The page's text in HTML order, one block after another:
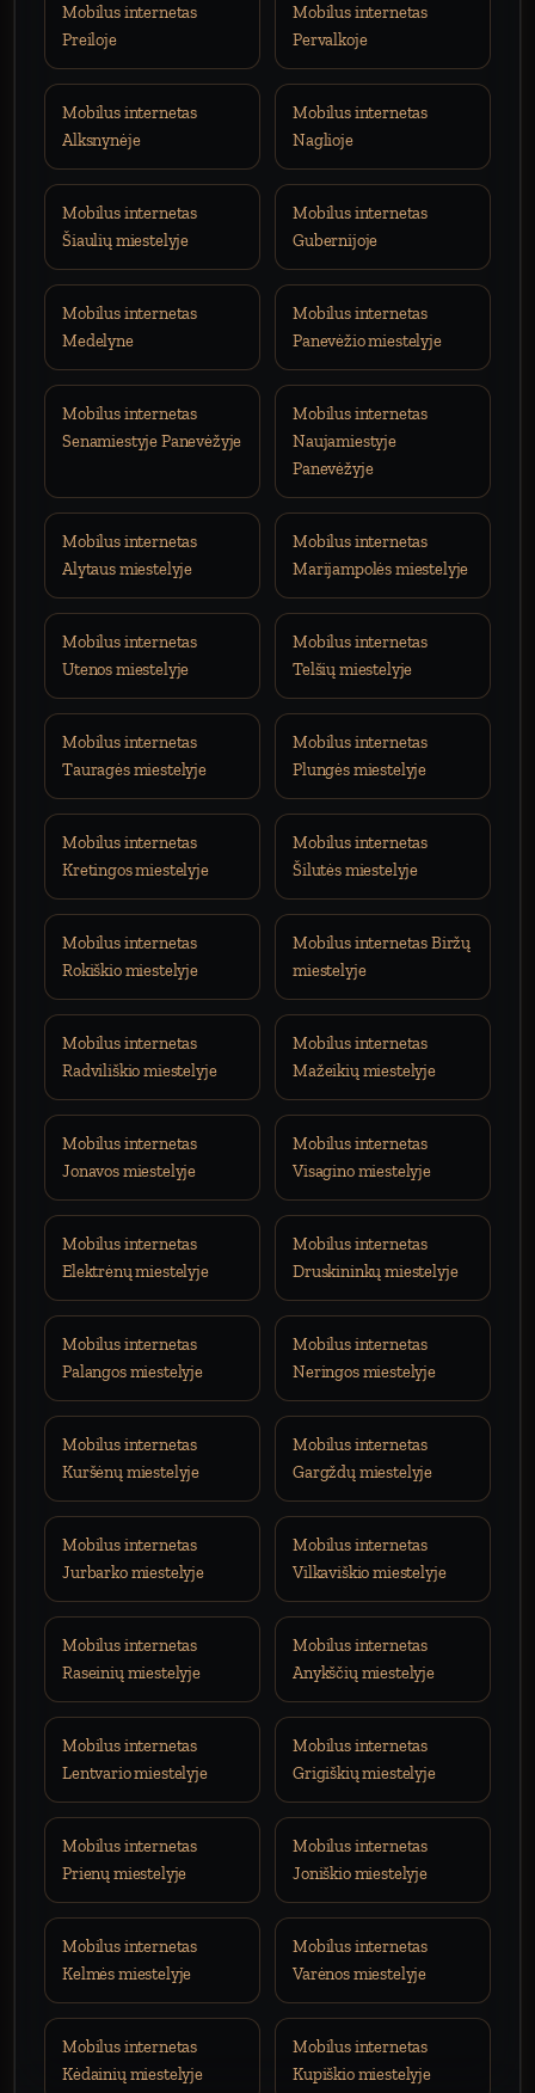
Mobilus internetas
Preiloje
Mobilus internetas
Pervalkoje
Mobilus internetas
Alksnynėje
Mobilus internetas
Naglioje
Mobilus internetas
Šiaulių miestelyje
Mobilus internetas
Gubernijoje
Mobilus internetas
Medelyne
Mobilus internetas
Panevėžio miestelyje
Mobilus internetas
Senamiestyje Panevėžyje
Mobilus internetas
Naujamiestyje
Panevėžyje
Mobilus internetas
Alytaus miestelyje
Mobilus internetas
Marijampolės miestelyje
Mobilus internetas
Utenos miestelyje
Mobilus internetas
Telšių miestelyje
Mobilus internetas
Tauragės miestelyje
Mobilus internetas
Plungės miestelyje
Mobilus internetas
Kretingos miestelyje
Mobilus internetas
Šilutės miestelyje
Mobilus internetas
Rokiškio miestelyje
Mobilus internetas Biržų
miestelyje
Mobilus internetas
Radviliškio miestelyje
Mobilus internetas
Mažeikių miestelyje
Mobilus internetas
Jonavos miestelyje
Mobilus internetas
Visagino miestelyje
Mobilus internetas
Elektrėnų miestelyje
Mobilus internetas
Druskininkų miestelyje
Mobilus internetas
Palangos miestelyje
Mobilus internetas
Neringos miestelyje
Mobilus internetas
Kuršėnų miestelyje
Mobilus internetas
Gargždų miestelyje
Mobilus internetas
Jurbarko miestelyje
Mobilus internetas
Vilkaviškio miestelyje
Mobilus internetas
Raseinių miestelyje
Mobilus internetas
Anykščių miestelyje
Mobilus internetas
Lentvario miestelyje
Mobilus internetas
Grigiškių miestelyje
Mobilus internetas
Prienų miestelyje
Mobilus internetas
Joniškio miestelyje
Mobilus internetas
Kelmės miestelyje
Mobilus internetas
Varėnos miestelyje
Mobilus internetas
Kėdainių miestelyje
Mobilus internetas
Kupiškio miestelyje